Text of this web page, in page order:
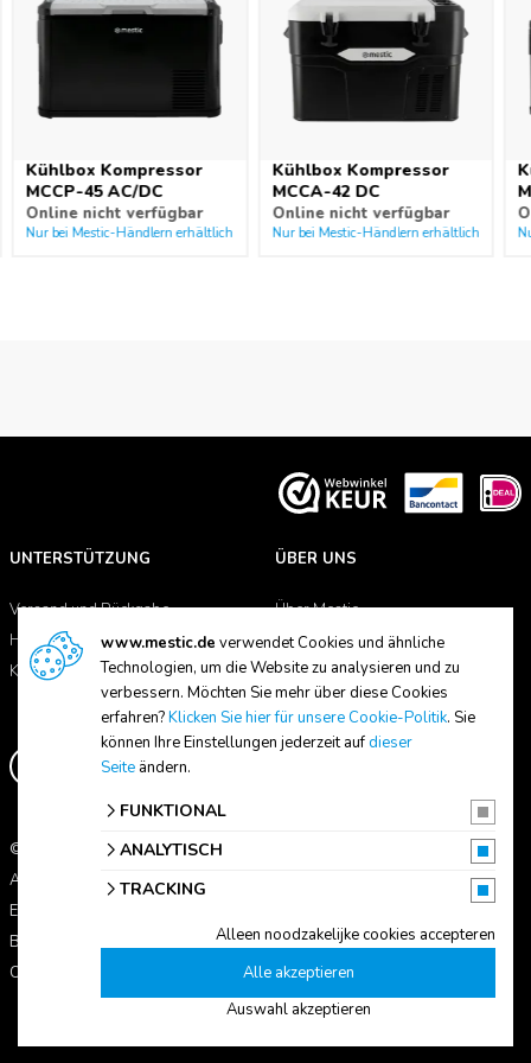
Kühlbox Kompressor
MCCP-45 AC/DC
Online nicht verfügbar
Nur bei Mestic-Händlern erhältlich
Kühlbox Kompressor
MCCA-42 DC
Online nicht verfügbar
Nur bei Mestic-Händlern erhältlich
UNTERSTÜTZUNG
Versand und Rückgabe
Handbücher
Kontakt
ÜBER UNS
Über Mestic
Händlersuche
© 2026 Mestic
Alle Preise verstehen sich inkl. MwSt.
Erklärung zum Datenschutz
Bedingungen und Konditionen
Cookie-Einstellungen
www.mestic.de verwendet Cookies und ähnliche
Technologien, um die Website zu analysieren und zu
verbessern. Möchten Sie mehr über diese Cookies
erfahren?Klicken Sie hier für unsere Cookie-Politik. Sie
können Ihre Einstellungen jederzeit aufdieser
Seite ändern.
FUNKTIONAL
ANALYTISCH
TRACKING
Auswahl akzeptieren
Alle akzeptieren
Alleen noodzakelijke cookies accepteren